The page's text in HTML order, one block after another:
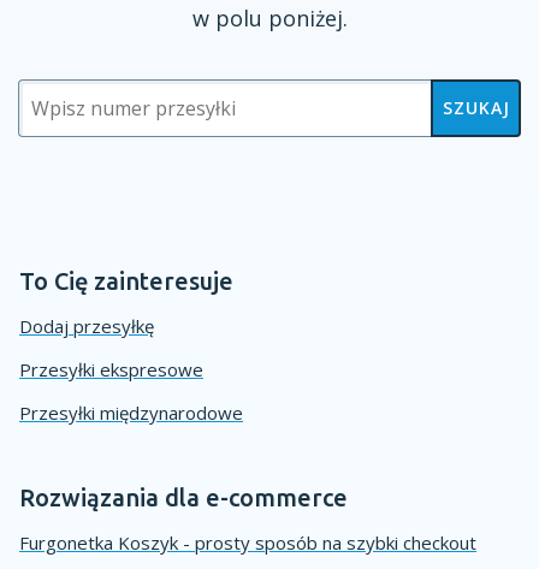
w polu poniżej.
SZUKAJ
To Cię zainteresuje
Dodaj przesyłkę
Przesyłki ekspresowe
Przesyłki międzynarodowe
Rozwiązania dla e-commerce
Furgonetka Koszyk - prosty sposób na szybki checkout